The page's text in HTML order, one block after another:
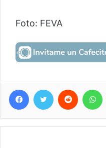
Foto: FEVA
Facebook
Twitter Reddit